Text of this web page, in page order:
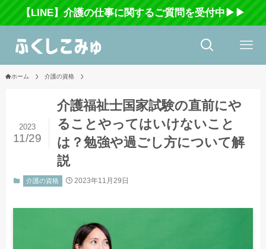
【LINE】介護の仕事に関するご質問を受付中▶▶
ホーム 介護の資格
介護福祉士国家試験の直前にや
ることやってはいけないこと
は？勉強や過ごし方について解
説
2023
11/29
介護の資格 2023年11月29日